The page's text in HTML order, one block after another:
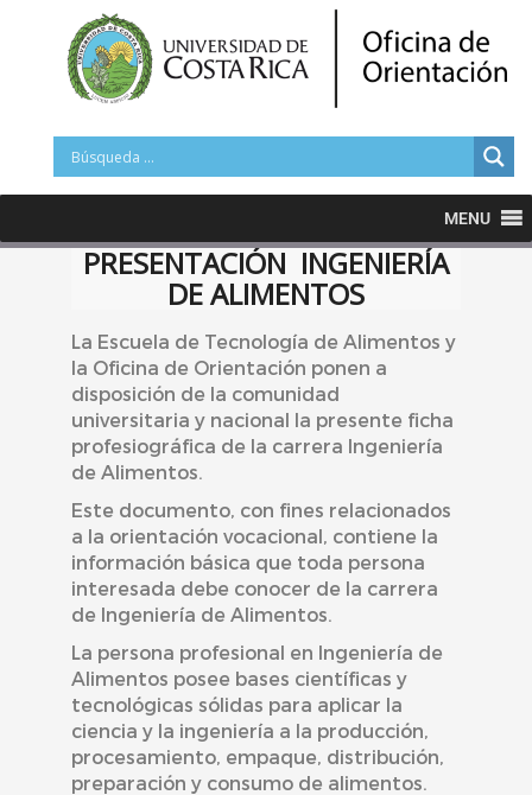
MENU
PRESENTACIÓN INGENIERÍA
DE ALIMENTOS
La Escuela de Tecnología de Alimentos y
la Oficina de Orientación ponen a
disposición de la comunidad
universitaria y nacional la presente ficha
profesiográfica de la carrera Ingeniería
de Alimentos.
Este documento, con fines relacionados
a la orientación vocacional, contiene la
información básica que toda persona
interesada debe conocer de la carrera
de Ingeniería de Alimentos.
La persona profesional en Ingeniería de
Alimentos posee bases científicas y
tecnológicas sólidas para aplicar la
ciencia y la ingeniería a la producción,
procesamiento, empaque, distribución,
preparación y consumo de alimentos.